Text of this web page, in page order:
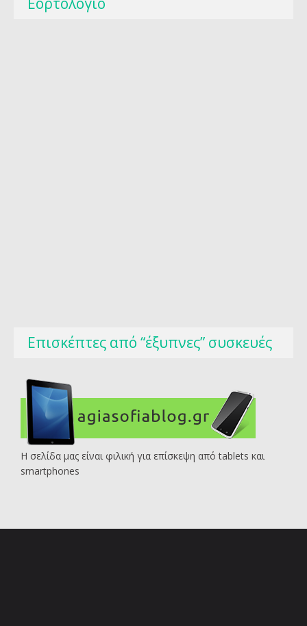
Επισκέπτες από “έξυπνες” συσκευές
Η σελίδα μας είναι φιλική για επίσκεψη από tablets και
smartphones